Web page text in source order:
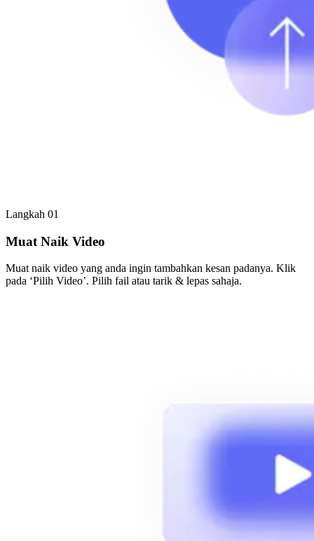
Langkah 01
Muat Naik Video
Muat naik video yang anda ingin tambahkan kesan padanya. Klik
pada ‘Pilih Video’. Pilih fail atau tarik & lepas sahaja.